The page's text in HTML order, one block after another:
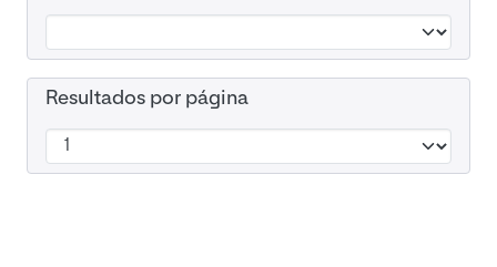
Resultados por página